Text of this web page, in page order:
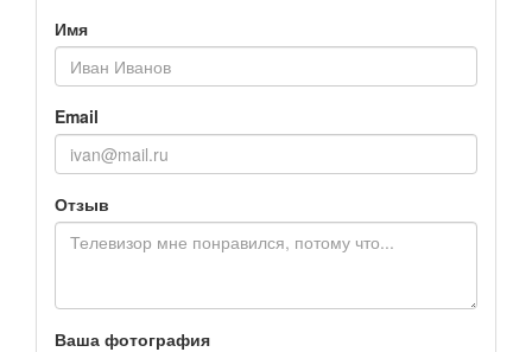
Имя
Email
Отзыв
Ваша фотография